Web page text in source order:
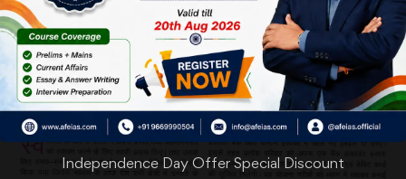
Independence Day Offer Special Discount